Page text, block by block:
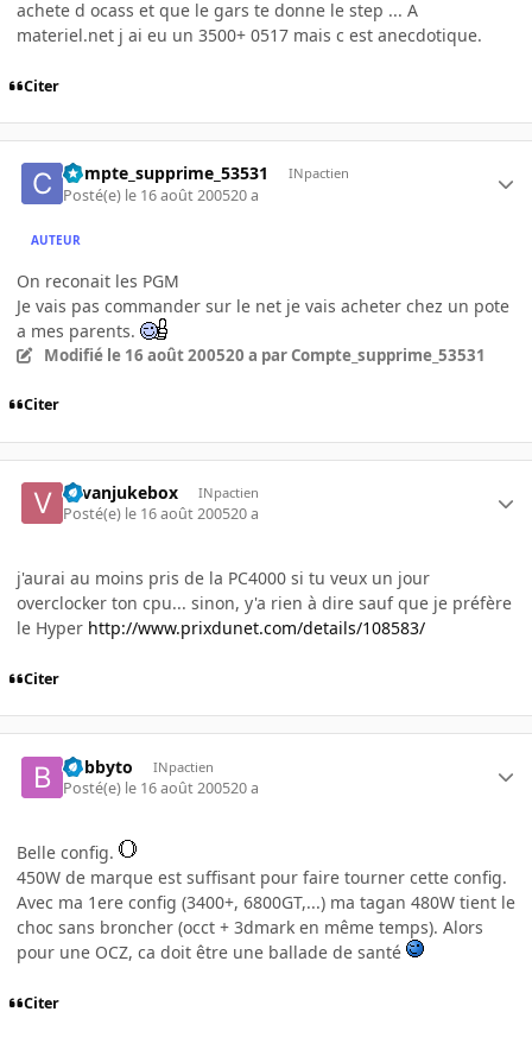
achete d ocass et que le gars te donne le step ... A
materiel.net j ai eu un 3500+ 0517 mais c est anecdotique.
Citer
Compte_supprime_53531 INpactien
Posté(e) le 16 août 200520 a
AUTEUR
On reconait les PGM
Je vais pas commander sur le net je vais acheter chez un pote
a mes parents.
Modifié le 16 août 200520 a par Compte_supprime_53531
Citer
vavanjukebox INpactien
Posté(e) le 16 août 200520 a
j'aurai au moins pris de la PC4000 si tu veux un jour
overclocker ton cpu... sinon, y'a rien à dire sauf que je préfère
le Hyper http://www.prixdunet.com/details/108583/
Citer
bobbyto INpactien
Posté(e) le 16 août 200520 a
Belle config.
450W de marque est suffisant pour faire tourner cette config.
Avec ma 1ere config (3400+, 6800GT,...) ma tagan 480W tient le
choc sans broncher (occt + 3dmark en même temps). Alors
pour une OCZ, ca doit être une ballade de santé
Citer